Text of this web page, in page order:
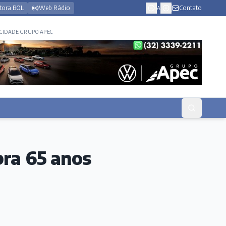
BOL Web Rádio A Contato
GRUPO APEC
65 anos